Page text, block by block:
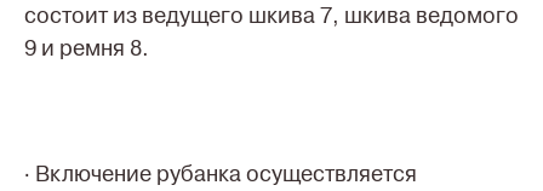
состоит из ведущего шкива 7, шкива ведомого
9 и ремня 8.
· Включение рубанка осуществляется